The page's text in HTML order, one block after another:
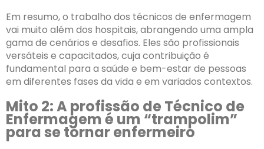
Em resumo, o trabalho dos técnicos de enfermagem
vai muito além dos hospitais, abrangendo uma ampla
gama de cenários e desafios. Eles são profissionais
versáteis e capacitados, cuja contribuição é
fundamental para a saúde e bem-estar de pessoas
em diferentes fases da vida e em variados contextos.
Mito 2: A profissão de Técnico de
Enfermagem é um “trampolim”
para se tornar enfermeiro